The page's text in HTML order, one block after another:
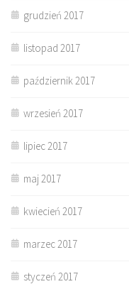
grudzień 2017
listopad 2017
październik 2017
wrzesień 2017
lipiec 2017
maj 2017
kwiecień 2017
marzec 2017
styczeń 2017